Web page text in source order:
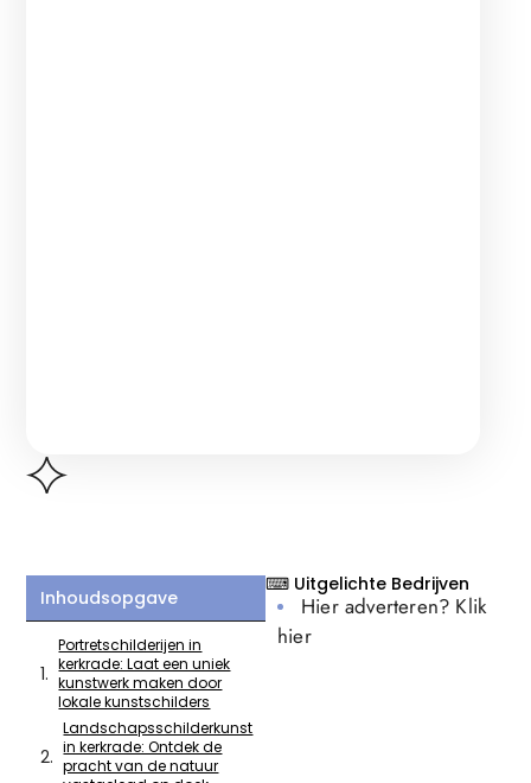
Inhoudsopgave
Portretschilderijen in
kerkrade: Laat een uniek
kunstwerk maken door
lokale kunstschilders
Landschapsschilderkunst
in kerkrade: Ontdek de
pracht van de natuur
⌨ Uitgelichte Bedrijven
Hier adverteren? Klik
hier